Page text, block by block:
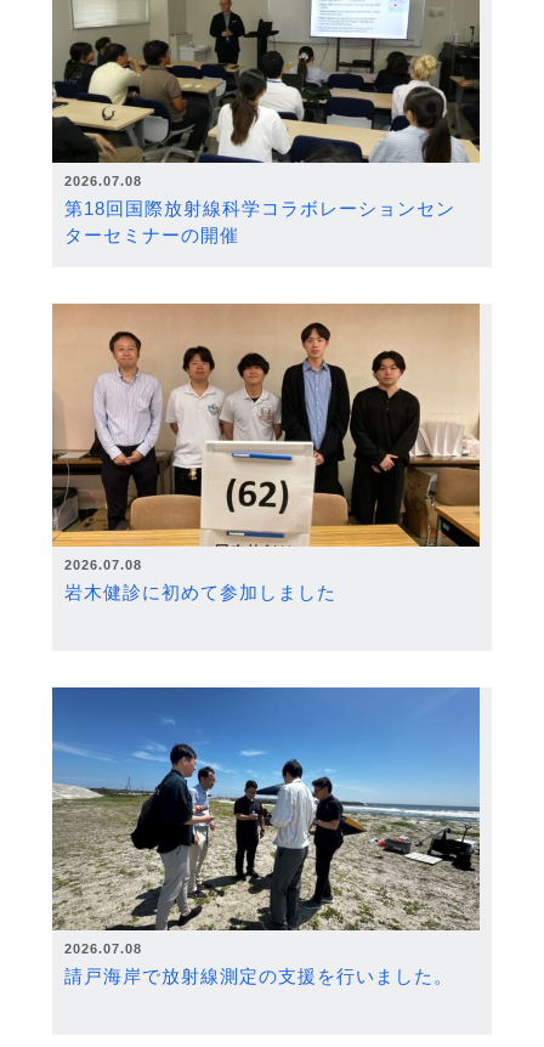
2026.07.08
第18回国際放射線科学コラボレーションセン
ターセミナーの開催
2026.07.08
岩木健診に初めて参加しました
2026.07.08
請戸海岸で放射線測定の支援を行いました。